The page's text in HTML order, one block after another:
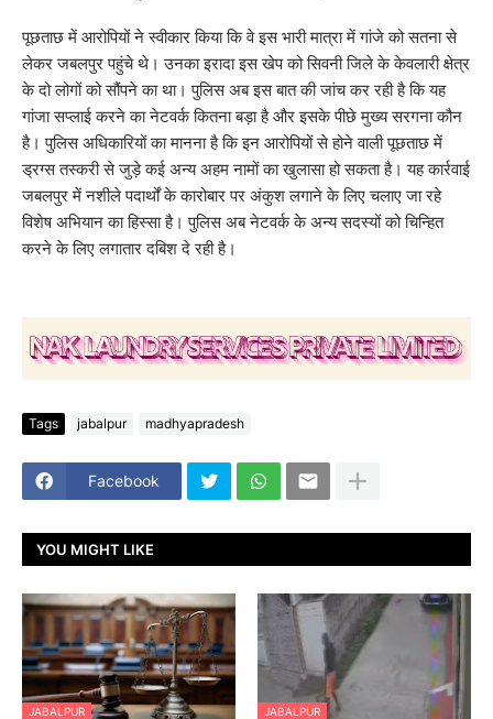
​पूछताछ में आरोपियों ने स्वीकार किया कि वे इस भारी मात्रा में गांजे को सतना से
लेकर जबलपुर पहुंचे थे। उनका इरादा इस खेप को सिवनी जिले के केवलारी क्षेत्र
के दो लोगों को सौंपने का था। पुलिस अब इस बात की जांच कर रही है कि यह
गांजा सप्लाई करने का नेटवर्क कितना बड़ा है और इसके पीछे मुख्य सरगना कौन
है। पुलिस अधिकारियों का मानना है कि इन आरोपियों से होने वाली पूछताछ में
ड्रग्स तस्करी से जुड़े कई अन्य अहम नामों का खुलासा हो सकता है। यह कार्रवाई
जबलपुर में नशीले पदार्थों के कारोबार पर अंकुश लगाने के लिए चलाए जा रहे
विशेष अभियान का हिस्सा है। पुलिस अब नेटवर्क के अन्य सदस्यों को चिन्हित
करने के लिए लगातार दबिश दे रही है।
Tags jabalpur madhyapradesh
Facebook
YOU MIGHT LIKE
JABALPUR JABALPUR